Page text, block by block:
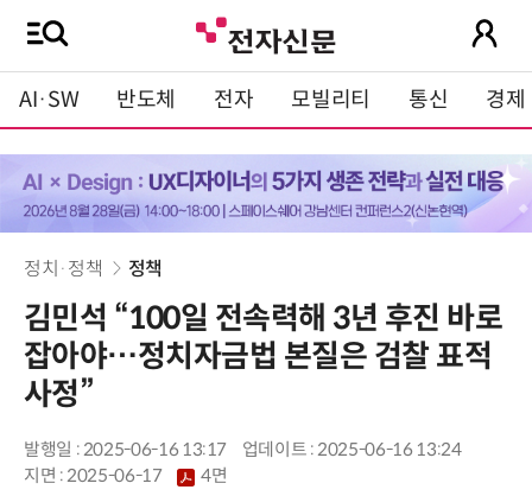
AI·SW 반도체 전자 모빌리티 통신 경제
정치·정책 정책
김민석 “100일 전속력해 3년 후진 바로
잡아야…정치자금법 본질은 검찰 표적
사정”
발행일 : 2025-06-16 13:17
업데이트 : 2025-06-16 13:24
지면 :2025-06-17 4면